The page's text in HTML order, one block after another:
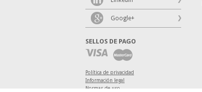
Google+
SELLOS DE PAGO
Política de privacidad
Información legal
Normas de uso